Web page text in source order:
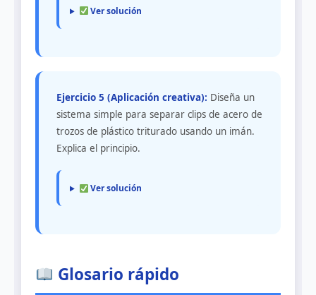
Ver solución
Ejercicio 5 (Aplicación creativa): Diseña un
sistema simple para separar clips de acero de
trozos de plástico triturado usando un imán.
Explica el principio.
Ver solución
Glosario rápido